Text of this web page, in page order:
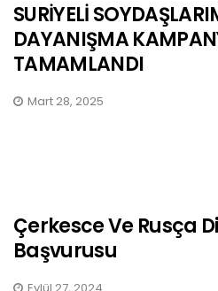
SURİYELİ
DAYANIŞMA
TAMAMLANDI
Mart 28, 2025
Çerkesce Ve Rusça
Başvurusu